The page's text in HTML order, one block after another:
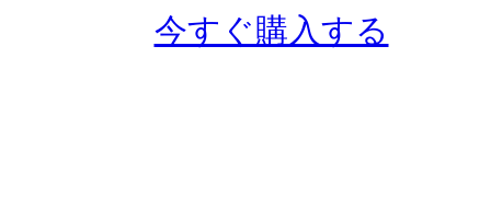
今すぐ購入する